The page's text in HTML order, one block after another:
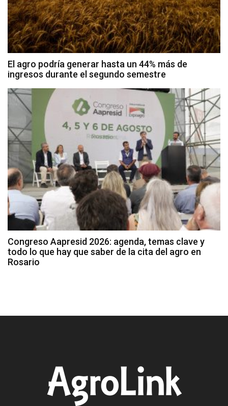
El agro podría generar hasta un 44% más de
ingresos durante el segundo semestre
Congreso Aapresid 2026: agenda, temas clave y
todo lo que hay que saber de la cita del agro en
Rosario